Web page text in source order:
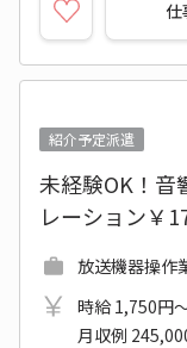
紹介予定派遣
未経験OK！音
レーション￥
放送機器操作
時給 1,750円
月収例